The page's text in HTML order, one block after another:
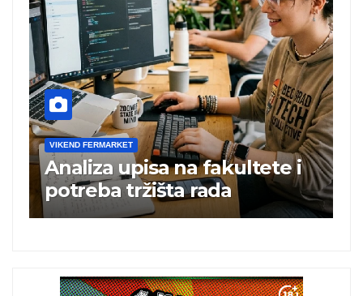
VIKEND FERMARKET
Charli xcx postala prva
britanska pevačica sa dva
albuma na prvom mestu u